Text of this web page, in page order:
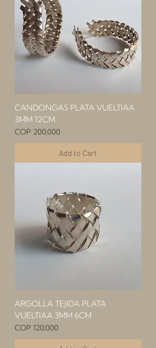
CANDONGAS PLATA VUELTIAA
3MM 12CM
Price
COP 200,000
Add to Cart
ARGOLLA TEJIDA PLATA
VUELTIAA 3MM 6CM
Price
COP 120,000